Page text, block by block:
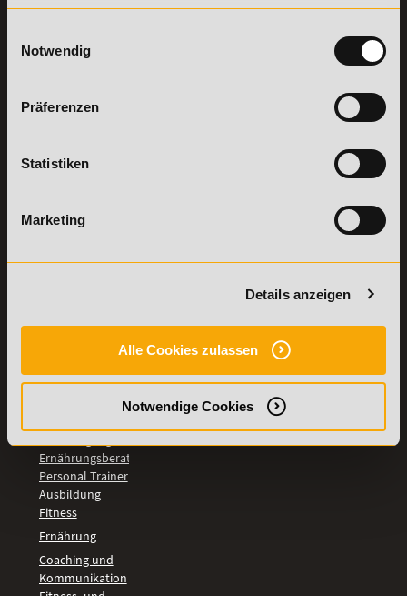
Notwendig
Präferenzen
Statistiken
Marketing
Details anzeigen
Alle Cookies zulassen
Notwendige Cookies
Erreichbarkeit:
Montag bis Donnerstag: 8:00 - 19:00 Uhr
widerrufen
Bring a Friend
Partnerprogramm
der Academy of
Stellenangebote
Weiterbildungen
LEHRGÄNGE
und B-Lizenz
Ernährungsberater
Personal Coach
werden
Mentaltrainer
BILDUNGSBEREICHE
Ernährungsberater
Personal Trainer
Ausbildung
Fitness
Ernährung
Coaching und
Kommunikation